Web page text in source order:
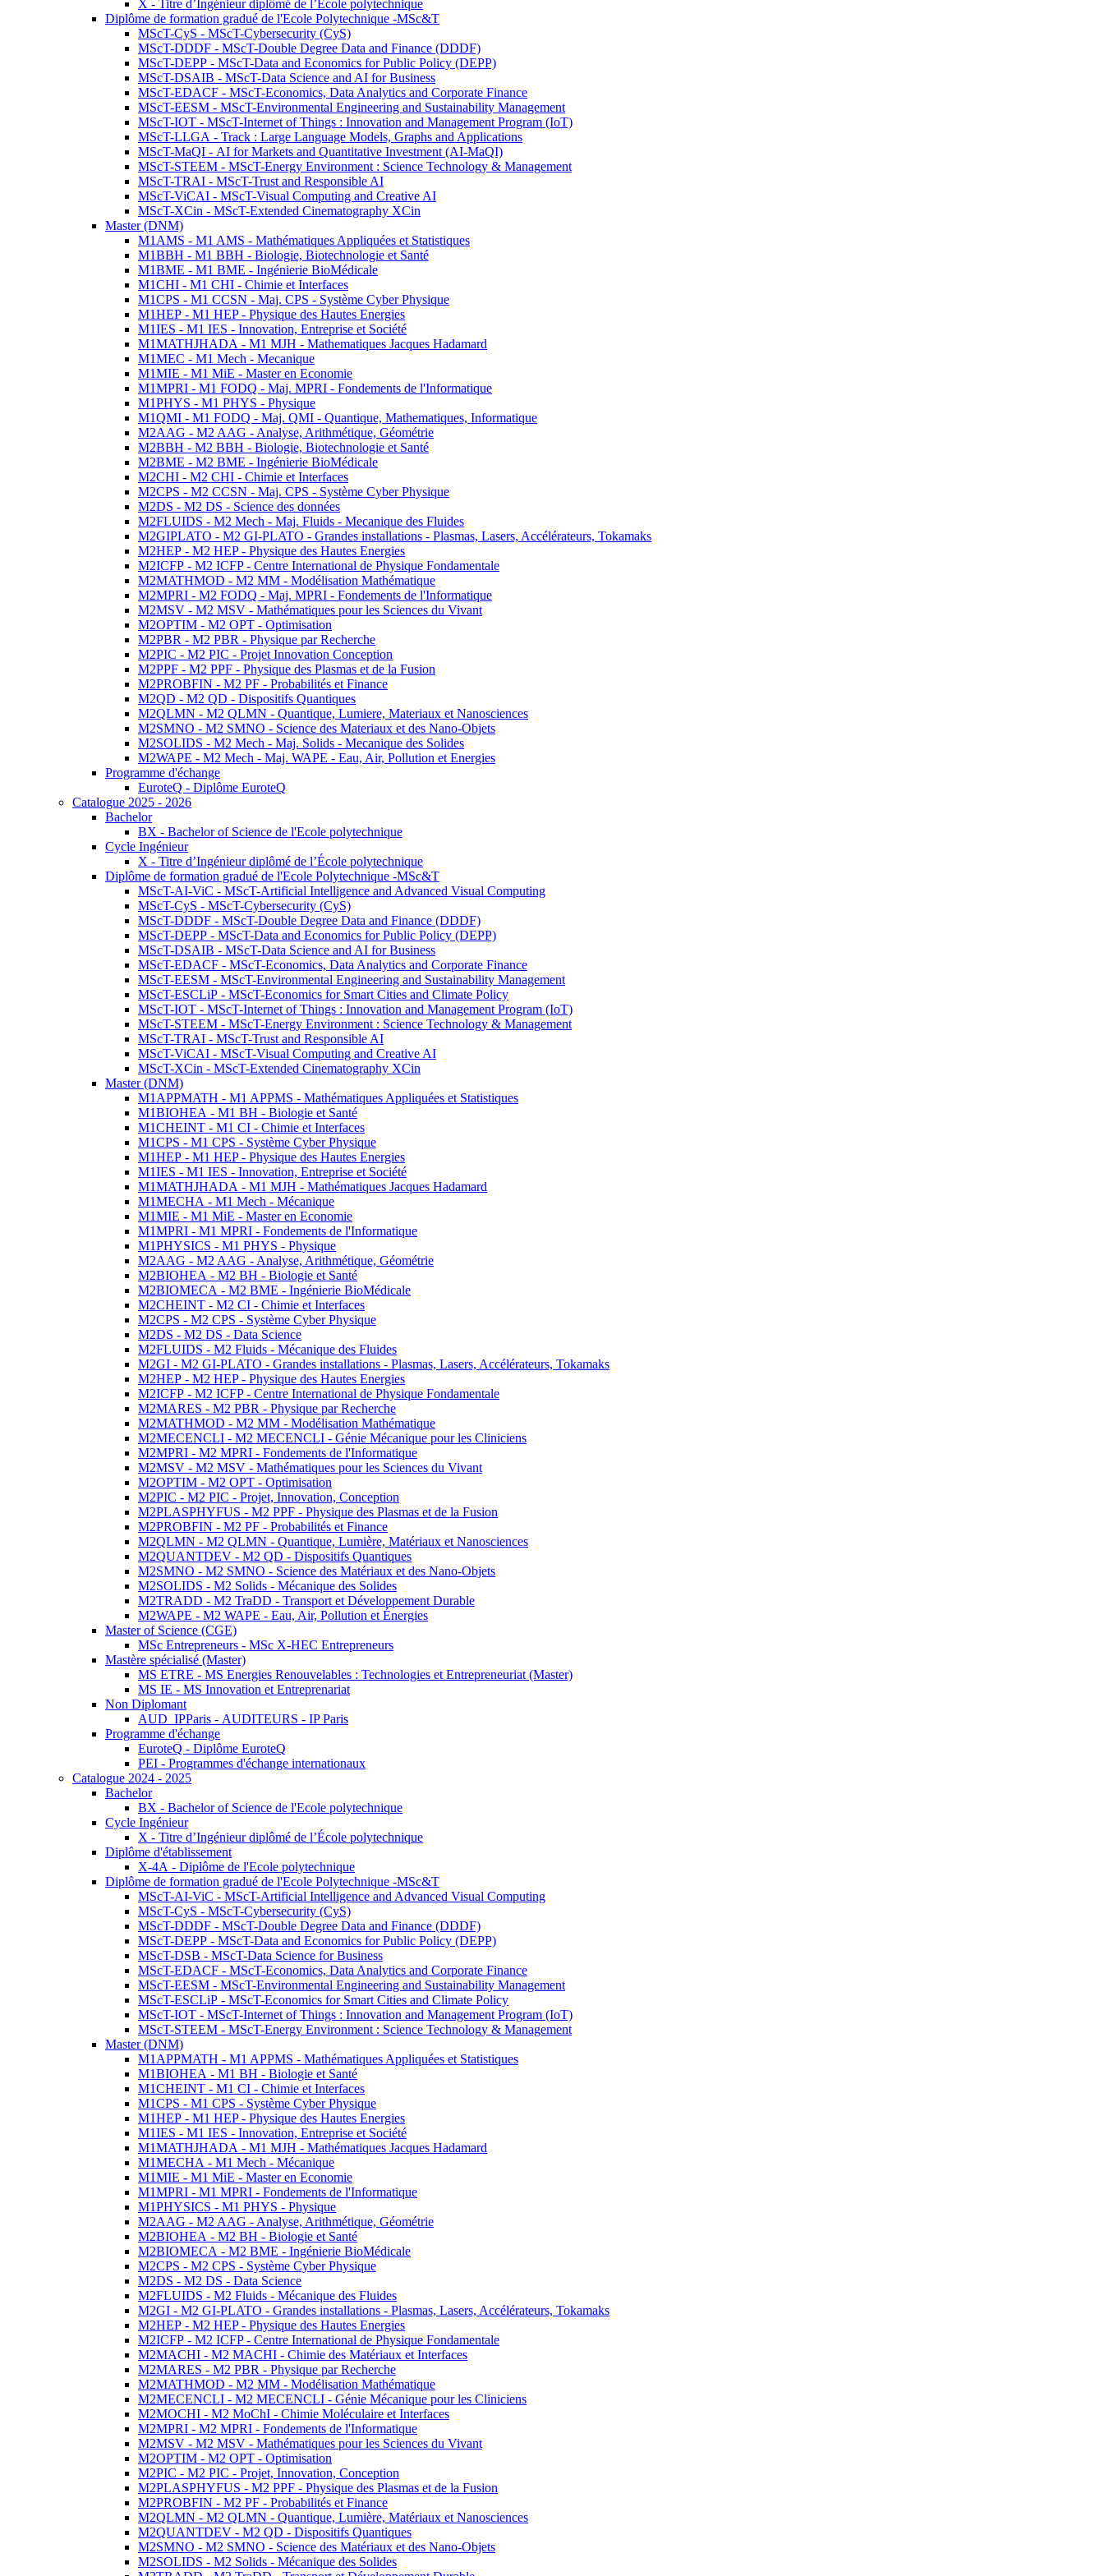
X - Titre d’Ingénieur diplômé de l’École polytechnique
Diplôme de formation gradué de l'Ecole Polytechnique -MSc&T
MScT-CyS - MScT-Cybersecurity (CyS)
MScT-DDDF - MScT-Double Degree Data and Finance (DDDF)
MScT-DEPP - MScT-Data and Economics for Public Policy (DEPP)
MScT-DSAIB - MScT-Data Science and AI for Business
MScT-EDACF - MScT-Economics, Data Analytics and Corporate Finance
MScT-EESM - MScT-Environmental Engineering and Sustainability Management
MScT-IOT - MScT-Internet of Things : Innovation and Management Program (IoT)
MScT-LLGA - Track : Large Language Models, Graphs and Applications
MScT-MaQI - AI for Markets and Quantitative Investment (AI-MaQI)
MScT-STEEM - MScT-Energy Environment : Science Technology & Management
MScT-TRAI - MScT-Trust and Responsible AI
MScT-ViCAI - MScT-Visual Computing and Creative AI
MScT-XCin - MScT-Extended Cinematography XCin
Master (DNM)
M1AMS - M1 AMS - Mathématiques Appliquées et Statistiques
M1BBH - M1 BBH - Biologie, Biotechnologie et Santé
M1BME - M1 BME - Ingénierie BioMédicale
M1CHI - M1 CHI - Chimie et Interfaces
M1CPS - M1 CCSN - Maj. CPS - Système Cyber Physique
M1HEP - M1 HEP - Physique des Hautes Energies
M1IES - M1 IES - Innovation, Entreprise et Société
M1MATHJHADA - M1 MJH - Mathematiques Jacques Hadamard
M1MEC - M1 Mech - Mecanique
M1MIE - M1 MiE - Master en Economie
M1MPRI - M1 FODQ - Maj. MPRI - Fondements de l'Informatique
M1PHYS - M1 PHYS - Physique
M1QMI - M1 FODQ - Maj. QMI - Quantique, Mathematiques, Informatique
M2AAG - M2 AAG - Analyse, Arithmétique, Géométrie
M2BBH - M2 BBH - Biologie, Biotechnologie et Santé
M2BME - M2 BME - Ingénierie BioMédicale
M2CHI - M2 CHI - Chimie et Interfaces
M2CPS - M2 CCSN - Maj. CPS - Système Cyber Physique
M2DS - M2 DS - Science des données
M2FLUIDS - M2 Mech - Maj. Fluids - Mecanique des Fluides
M2GIPLATO - M2 GI-PLATO - Grandes installations - Plasmas, Lasers, Accélérateurs, Tokamaks
M2HEP - M2 HEP - Physique des Hautes Energies
M2ICFP - M2 ICFP - Centre International de Physique Fondamentale
M2MATHMOD - M2 MM - Modélisation Mathématique
M2MPRI - M2 FODQ - Maj. MPRI - Fondements de l'Informatique
M2MSV - M2 MSV - Mathématiques pour les Sciences du Vivant
M2OPTIM - M2 OPT - Optimisation
M2PBR - M2 PBR - Physique par Recherche
M2PIC - M2 PIC - Projet Innovation Conception
M2PPF - M2 PPF - Physique des Plasmas et de la Fusion
M2PROBFIN - M2 PF - Probabilités et Finance
M2QD - M2 QD - Dispositifs Quantiques
M2QLMN - M2 QLMN - Quantique, Lumiere, Materiaux et Nanosciences
M2SMNO - M2 SMNO - Science des Materiaux et des Nano-Objets
M2SOLIDS - M2 Mech - Maj. Solids - Mecanique des Solides
M2WAPE - M2 Mech - Maj. WAPE - Eau, Air, Pollution et Energies
Programme d'échange
EuroteQ - Diplôme EuroteQ
Catalogue 2025 - 2026
Bachelor
BX - Bachelor of Science de l'Ecole polytechnique
Cycle Ingénieur
X - Titre d’Ingénieur diplômé de l’École polytechnique
Diplôme de formation gradué de l'Ecole Polytechnique -MSc&T
MScT-AI-ViC - MScT-Artificial Intelligence and Advanced Visual Computing
MScT-CyS - MScT-Cybersecurity (CyS)
MScT-DDDF - MScT-Double Degree Data and Finance (DDDF)
MScT-DEPP - MScT-Data and Economics for Public Policy (DEPP)
MScT-DSAIB - MScT-Data Science and AI for Business
MScT-EDACF - MScT-Economics, Data Analytics and Corporate Finance
MScT-EESM - MScT-Environmental Engineering and Sustainability Management
MScT-ESCLiP - MScT-Economics for Smart Cities and Climate Policy
MScT-IOT - MScT-Internet of Things : Innovation and Management Program (IoT)
MScT-STEEM - MScT-Energy Environment : Science Technology & Management
MScT-TRAI - MScT-Trust and Responsible AI
MScT-ViCAI - MScT-Visual Computing and Creative AI
MScT-XCin - MScT-Extended Cinematography XCin
Master (DNM)
M1APPMATH - M1 APPMS - Mathématiques Appliquées et Statistiques
M1BIOHEA - M1 BH - Biologie et Santé
M1CHEINT - M1 CI - Chimie et Interfaces
M1CPS - M1 CPS - Système Cyber Physique
M1HEP - M1 HEP - Physique des Hautes Energies
M1IES - M1 IES - Innovation, Entreprise et Société
M1MATHJHADA - M1 MJH - Mathématiques Jacques Hadamard
M1MECHA - M1 Mech - Mécanique
M1MIE - M1 MiE - Master en Economie
M1MPRI - M1 MPRI - Fondements de l'Informatique
M1PHYSICS - M1 PHYS - Physique
M2AAG - M2 AAG - Analyse, Arithmétique, Géométrie
M2BIOHEA - M2 BH - Biologie et Santé
M2BIOMECA - M2 BME - Ingénierie BioMédicale
M2CHEINT - M2 CI - Chimie et Interfaces
M2CPS - M2 CPS - Système Cyber Physique
M2DS - M2 DS - Data Science
M2FLUIDS - M2 Fluids - Mécanique des Fluides
M2GI - M2 GI-PLATO - Grandes installations - Plasmas, Lasers, Accélérateurs, Tokamaks
M2HEP - M2 HEP - Physique des Hautes Energies
M2ICFP - M2 ICFP - Centre International de Physique Fondamentale
M2MARES - M2 PBR - Physique par Recherche
M2MATHMOD - M2 MM - Modélisation Mathématique
M2MECENCLI - M2 MECENCLI - Génie Mécanique pour les Cliniciens
M2MPRI - M2 MPRI - Fondements de l'Informatique
M2MSV - M2 MSV - Mathématiques pour les Sciences du Vivant
M2OPTIM - M2 OPT - Optimisation
M2PIC - M2 PIC - Projet, Innovation, Conception
M2PLASPHYFUS - M2 PPF - Physique des Plasmas et de la Fusion
M2PROBFIN - M2 PF - Probabilités et Finance
M2QLMN - M2 QLMN - Quantique, Lumière, Matériaux et Nanosciences
M2QUANTDEV - M2 QD - Dispositifs Quantiques
M2SMNO - M2 SMNO - Science des Matériaux et des Nano-Objets
M2SOLIDS - M2 Solids - Mécanique des Solides
M2TRADD - M2 TraDD - Transport et Développement Durable
M2WAPE - M2 WAPE - Eau, Air, Pollution et Énergies
Master of Science (CGE)
MSc Entrepreneurs - MSc X-HEC Entrepreneurs
Mastère spécialisé (Master)
MS ETRE - MS Energies Renouvelables : Technologies et Entrepreneuriat (Master)
MS IE - MS Innovation et Entreprenariat
Non Diplomant
AUD_IPParis - AUDITEURS - IP Paris
Programme d'échange
EuroteQ - Diplôme EuroteQ
PEI - Programmes d'échange internationaux
Catalogue 2024 - 2025
Bachelor
BX - Bachelor of Science de l'Ecole polytechnique
Cycle Ingénieur
X - Titre d’Ingénieur diplômé de l’École polytechnique
Diplôme d'établissement
X-4A - Diplôme de l'Ecole polytechnique
Diplôme de formation gradué de l'Ecole Polytechnique -MSc&T
MScT-AI-ViC - MScT-Artificial Intelligence and Advanced Visual Computing
MScT-CyS - MScT-Cybersecurity (CyS)
MScT-DDDF - MScT-Double Degree Data and Finance (DDDF)
MScT-DEPP - MScT-Data and Economics for Public Policy (DEPP)
MScT-DSB - MScT-Data Science for Business
MScT-EDACF - MScT-Economics, Data Analytics and Corporate Finance
MScT-EESM - MScT-Environmental Engineering and Sustainability Management
MScT-ESCLiP - MScT-Economics for Smart Cities and Climate Policy
MScT-IOT - MScT-Internet of Things : Innovation and Management Program (IoT)
MScT-STEEM - MScT-Energy Environment : Science Technology & Management
Master (DNM)
M1APPMATH - M1 APPMS - Mathématiques Appliquées et Statistiques
M1BIOHEA - M1 BH - Biologie et Santé
M1CHEINT - M1 CI - Chimie et Interfaces
M1CPS - M1 CPS - Système Cyber Physique
M1HEP - M1 HEP - Physique des Hautes Energies
M1IES - M1 IES - Innovation, Entreprise et Société
M1MATHJHADA - M1 MJH - Mathématiques Jacques Hadamard
M1MECHA - M1 Mech - Mécanique
M1MIE - M1 MiE - Master en Economie
M1MPRI - M1 MPRI - Fondements de l'Informatique
M1PHYSICS - M1 PHYS - Physique
M2AAG - M2 AAG - Analyse, Arithmétique, Géométrie
M2BIOHEA - M2 BH - Biologie et Santé
M2BIOMECA - M2 BME - Ingénierie BioMédicale
M2CPS - M2 CPS - Système Cyber Physique
M2DS - M2 DS - Data Science
M2FLUIDS - M2 Fluids - Mécanique des Fluides
M2GI - M2 GI-PLATO - Grandes installations - Plasmas, Lasers, Accélérateurs, Tokamaks
M2HEP - M2 HEP - Physique des Hautes Energies
M2ICFP - M2 ICFP - Centre International de Physique Fondamentale
M2MACHI - M2 MACHI - Chimie des Matériaux et Interfaces
M2MARES - M2 PBR - Physique par Recherche
M2MATHMOD - M2 MM - Modélisation Mathématique
M2MECENCLI - M2 MECENCLI - Génie Mécanique pour les Cliniciens
M2MOCHI - M2 MoChI - Chimie Moléculaire et Interfaces
M2MPRI - M2 MPRI - Fondements de l'Informatique
M2MSV - M2 MSV - Mathématiques pour les Sciences du Vivant
M2OPTIM - M2 OPT - Optimisation
M2PIC - M2 PIC - Projet, Innovation, Conception
M2PLASPHYFUS - M2 PPF - Physique des Plasmas et de la Fusion
M2PROBFIN - M2 PF - Probabilités et Finance
M2QLMN - M2 QLMN - Quantique, Lumière, Matériaux et Nanosciences
M2QUANTDEV - M2 QD - Dispositifs Quantiques
M2SMNO - M2 SMNO - Science des Matériaux et des Nano-Objets
M2SOLIDS - M2 Solids - Mécanique des Solides